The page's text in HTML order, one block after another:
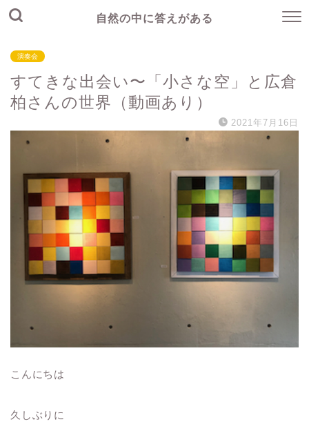
自然の中に答えがある
演奏会
すてきな出会い〜「小さな空」と広倉
柏さんの世界（動画あり）
2021年7月16日
こんにちは
久しぶりに